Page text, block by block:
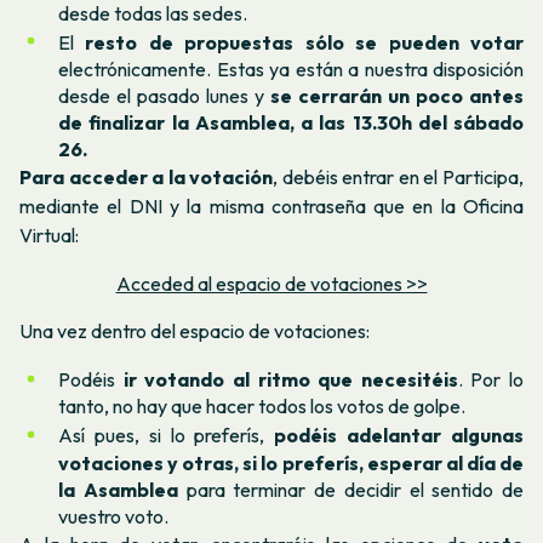
desde todas las sedes.
El resto de propuestas sólo se pueden votar
electrónicamente. Estas ya están a nuestra disposición
desde el pasado lunes y se cerrarán un poco antes
de finalizar la Asamblea, a las 13.30h del sábado
26.
Para acceder a la votación, debéis entrar en el Participa,
mediante el DNI y la misma contraseña que en la Oficina
Virtual:
Acceded al espacio de votaciones >>
Una vez dentro del espacio de votaciones:
Podéis ir votando al ritmo que necesitéis. Por lo
tanto, no hay que hacer todos los votos de golpe.
Así pues, si lo preferís, podéis adelantar algunas
votaciones y otras, si lo preferís, esperar al día de
la Asamblea para terminar de decidir el sentido de
vuestro voto.